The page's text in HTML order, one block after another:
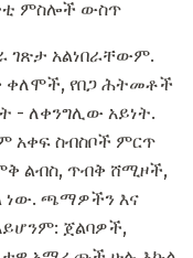
ምስሎች ውስጥ
ገጽታ አልነበራቸውም.
ቀለሞች, የበጋ ሕትመቶች
- ለቀንግሊው አይነት.
አቀፍ ስብስቦች ምርጥ
ልብስ, ጥብቅ ሸሚዞች,
ነው. ጫማዎችን እና
ጀልባዎች,